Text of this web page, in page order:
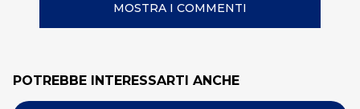
MOSTRA I COMMENTI
POTREBBE INTERESSARTI ANCHE